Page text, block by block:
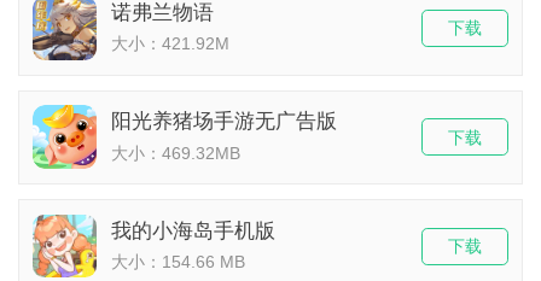
诺弗兰物语
大小：421.92M
下载
阳光养猪场手游无广告版
大小：469.32MB
下载
我的小海岛手机版
大小：154.66 MB
下载